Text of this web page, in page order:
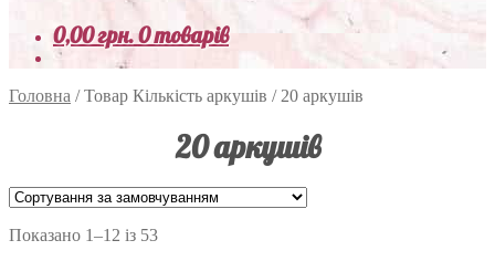
0,00грн.0 товарів
Головна /Товар Кількість аркушів / 20 аркушів
20 аркушів
Показано 1–12 із 53